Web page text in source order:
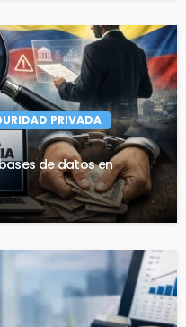
PRIVADA
de datos en